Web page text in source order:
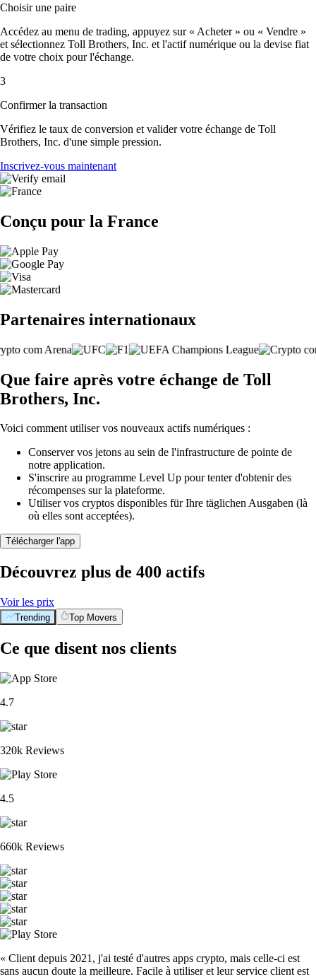
Choisir une paire
Accédez au menu de trading, appuyez sur « Acheter » ou « Vendre »
et sélectionnez Toll Brothers, Inc. et l'actif numérique ou la devise fiat
de votre choix pour l'échange.
3
Confirmer la transaction
Vérifiez le taux de conversion et valider votre échange de Toll
Brothers, Inc. d'une simple pression.
Inscrivez-vous maintenant
Conçu pour la France
Partenaires internationaux
Que faire après votre échange de Toll
Brothers, Inc.
Voici comment utiliser vos nouveaux actifs numériques :
Conserver vos jetons au sein de l'infrastructure de pointe de
notre application.
S'inscrire au programme Level Up pour tenter d'obtenir des
récompenses sur la plateforme.
Utiliser vos cryptos disponibles für Ihre täglichen Ausgaben (là
où elles sont acceptées).
Télécharger l'app
Découvrez plus de 400 actifs
Voir les prix
Trending Top Movers
Ce que disent nos clients
4.7
320k Reviews
4.5
660k Reviews
« Client depuis 2021, j'ai testé d'autres apps crypto, mais celle-ci est
sans aucun doute la meilleure. Facile à utiliser et leur service client est